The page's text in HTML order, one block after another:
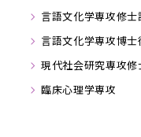
言語文化学専攻修士
言語文化学専攻博
現代社会研究専攻修
臨床心理学専攻